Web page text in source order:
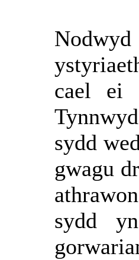
cael ei
sydd
gwagu
sydd